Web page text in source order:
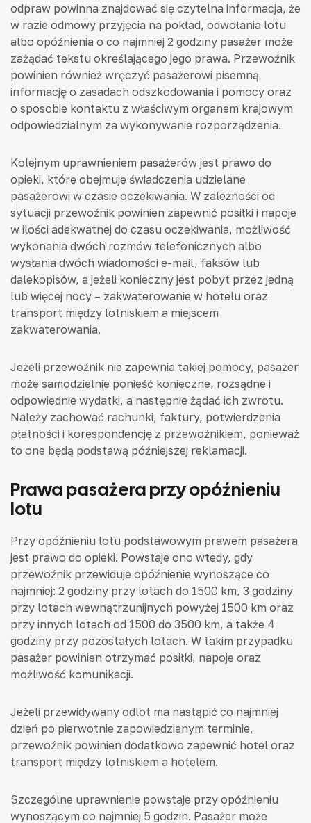
odpraw powinna znajdować się czytelna informacja, że
w razie odmowy przyjęcia na pokład, odwołania lotu
albo opóźnienia o co najmniej 2 godziny pasażer może
zażądać tekstu określającego jego prawa. Przewoźnik
powinien również wręczyć pasażerowi pisemną
informację o zasadach odszkodowania i pomocy oraz
o sposobie kontaktu z właściwym organem krajowym
odpowiedzialnym za wykonywanie rozporządzenia.
Kolejnym uprawnieniem pasażerów jest prawo do
opieki, które obejmuje świadczenia udzielane
pasażerowi w czasie oczekiwania. W zależności od
sytuacji przewoźnik powinien zapewnić posiłki i napoje
w ilości adekwatnej do czasu oczekiwania, możliwość
wykonania dwóch rozmów telefonicznych albo
wysłania dwóch wiadomości e-mail, faksów lub
dalekopisów, a jeżeli konieczny jest pobyt przez jedną
lub więcej nocy – zakwaterowanie w hotelu oraz
transport między lotniskiem a miejscem
zakwaterowania.
Jeżeli przewoźnik nie zapewnia takiej pomocy, pasażer
może samodzielnie ponieść konieczne, rozsądne i
odpowiednie wydatki, a następnie żądać ich zwrotu.
Należy zachować rachunki, faktury, potwierdzenia
płatności i korespondencję z przewoźnikiem, ponieważ
to one będą podstawą późniejszej reklamacji.
Prawa pasażera przy opóźnieniu
lotu
Przy opóźnieniu lotu podstawowym prawem pasażera
jest prawo do opieki. Powstaje ono wtedy, gdy
przewoźnik przewiduje opóźnienie wynoszące co
najmniej: 2 godziny przy lotach do 1500 km, 3 godziny
przy lotach wewnątrzunijnych powyżej 1500 km oraz
przy innych lotach od 1500 do 3500 km, a także 4
godziny przy pozostałych lotach. W takim przypadku
pasażer powinien otrzymać posiłki, napoje oraz
możliwość komunikacji.
Jeżeli przewidywany odlot ma nastąpić co najmniej
dzień po pierwotnie zapowiedzianym terminie,
przewoźnik powinien dodatkowo zapewnić hotel oraz
transport między lotniskiem a hotelem.
Szczególne uprawnienie powstaje przy opóźnieniu
wynoszącym co najmniej 5 godzin. Pasażer może